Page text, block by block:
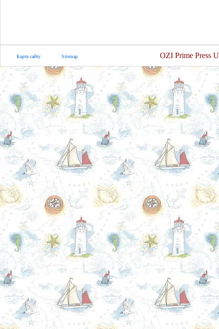
Карта сайту Sitemap OZI Prime Press